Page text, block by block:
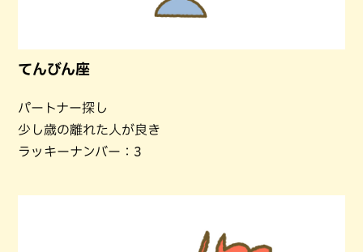
てんびん座
パートナー探し
少し歳の離れた人が良き
ラッキーナンバー：3